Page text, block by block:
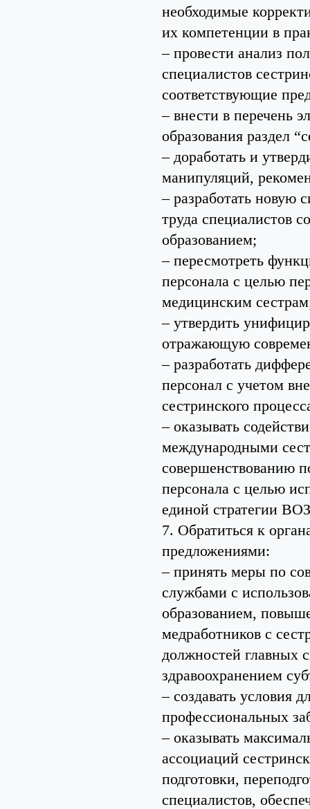
необходимые
их компетенции в
– провести анализ
специалистов
соответствующие
– внести в перечень
образования раздел
– доработать и
манипуляций,
– разработать новую
труда специалистов
образованием;
– пересмотреть
персонала с целью
медицинским
– утвердить
отражающую
– разработать
персонал с учетом
сестринского
– оказывать
международными
совершенствованию
персонала с целью
единой стратегии
7. Обратиться к
предложениями:
– принять меры по
службами с
образованием,
медработников с
должностей главных
здравоохранением
– создавать условия
профессиональных
– оказывать
ассоциаций
подготовки,
специалистов,